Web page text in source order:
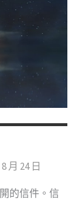
月 24 日
的信件。信